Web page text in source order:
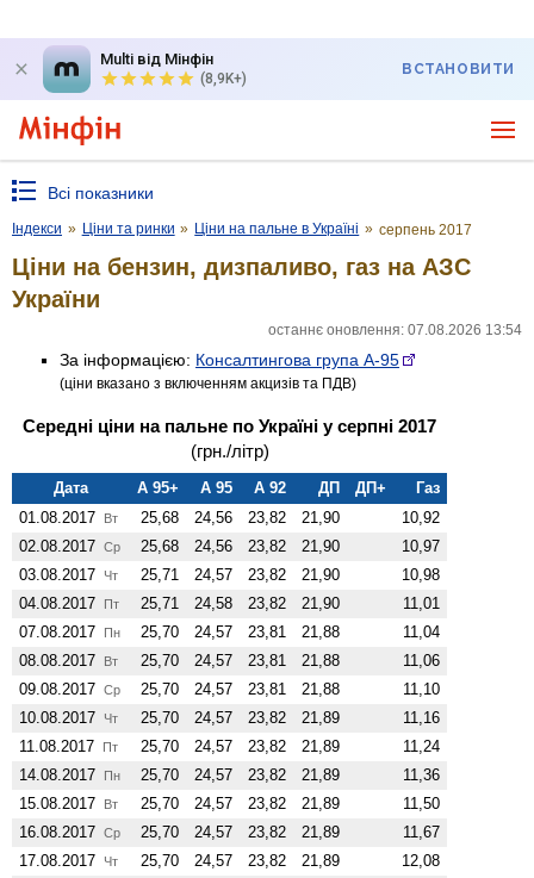
Multi від Мінфін
(8,9K+)
ВСТАНОВИТИ
Всі показники
Індекси » Ціни та ринки » Ціни на пальне в Україні » серпень 2017
Ціни на бензин, дизпаливо, газ на АЗС
України
останнє оновлення: 07.08.2026 13:54
За інформацією: Консалтингова група А-95
(ціни вказано з включенням акцизів та ПДВ)
Середні ціни на пальне по Україні у серпні 2017
(грн./літр)
Дата А 95+ А 95 А 92 ДП ДП+
Газ
01.08.2017
Вт 25,68 24,56 23,82 21,90
10,92
02.08.2017 Ср 25,68 24,56 23,82 21,90
10,97
03.08.2017
Чт 25,71 24,57 23,82 21,90
10,98
04.08.2017
Пт 25,71 24,58 23,82 21,90
11,01
07.08.2017
Пн 25,70 24,57 23,81 21,88
11,04
08.08.2017
Вт 25,70 24,57 23,81 21,88
11,06
09.08.2017 Ср 25,70 24,57 23,81 21,88
11,10
10.08.2017
Чт 25,70 24,57 23,82 21,89
11,16
11.08.2017
Пт 25,70 24,57 23,82 21,89
11,24
14.08.2017
Пн 25,70 24,57 23,82 21,89
11,36
15.08.2017
Вт 25,70 24,57 23,82 21,89
11,50
16.08.2017 Ср 25,70 24,57 23,82 21,89
11,67
17.08.2017
Чт 25,70 24,57 23,82 21,89
12,08